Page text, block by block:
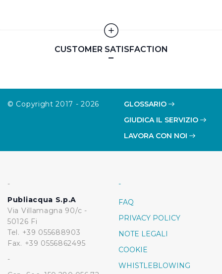
CUSTOMER SATISFACTION
© Copyright 2017 - 2026
GLOSSARIO
GIUDICA IL SERVIZIO
LAVORA CON NOI
-
Publiacqua S.p.A
Via Villamagna 90/c -
50126 Fi
Tel. +39 055688903
Fax. +39 0556862495
-
-
FAQ
PRIVACY POLICY
NOTE LEGALI
COOKIE
WHISTLEBLOWING